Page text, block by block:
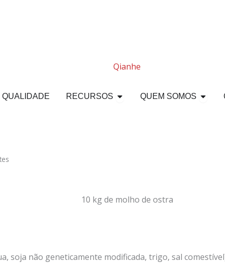
OEM aberto
QUALIDADE RECURSOS Recursos abertos
QUEM SOMOS​ Abrir
soja não geneticamente modificada, trigo, sal